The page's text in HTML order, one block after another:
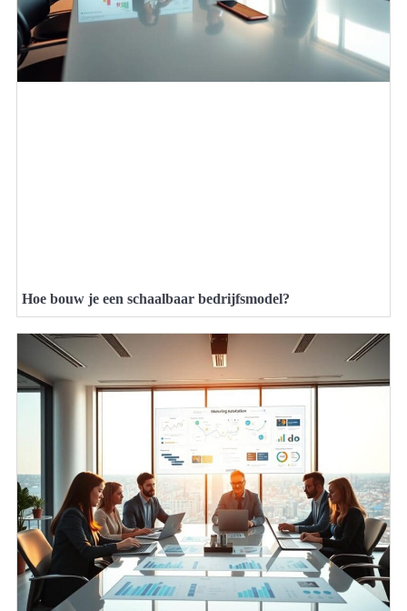
Hoe bouw je een schaalbaar bedrijfsmodel?